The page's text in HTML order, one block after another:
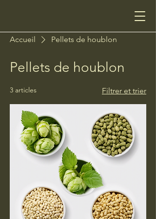
Accueil Pellets de houblon
Pellets de houblon
3 articles Filtrer et trier